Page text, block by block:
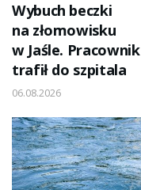
Wybuch beczki
na złomowisku
w Jaśle. Pracownik
trafił do szpitala
06.08.2026